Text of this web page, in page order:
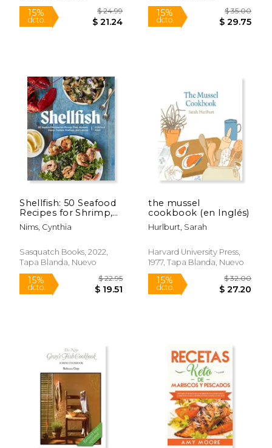
15%
dcto.
$ 19.95
$ 16.96
15%
dcto.
15%
dcto.
Rápido
15%
dcto.
Shellfish: 50 Seafood
Recipes for Shrimp,
Crab, Mussels, Clams,
Oysters, Scallops, and
Nims, Cynthia
Sasquatch Books, 2022,
Tapa Blanda, Nuevo
the mussel
cookbook (en Inglés)
Hurlburt, Sarah
Harvard University Press,
1977, Tapa Blanda, Nuevo